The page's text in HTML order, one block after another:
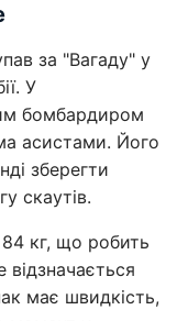
за "Вагаду" у
У
бомбардиром
асистами. Його
зберегти
скаутів.
кг, що робить
має швидкість,